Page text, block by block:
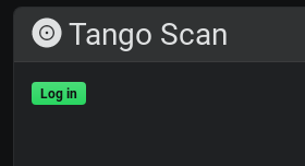
Tango Scan
Log in